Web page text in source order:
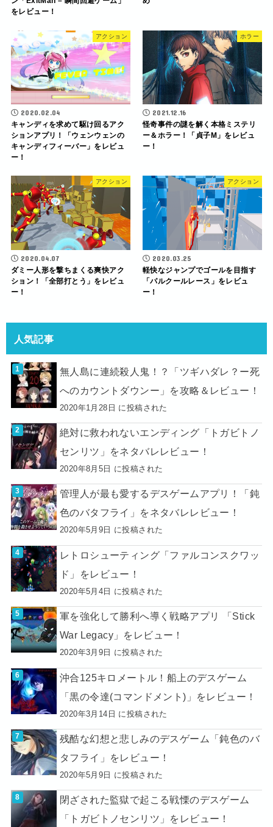
をレビュー！
アクション
2020.02.04
キャンディを求めて駆け回るアク
ションアプリ！「ウェンウェンの
キャンディフィーバー」をレビュ
ー！
ホラー
2021.12.16
怪奇事件の謎を解く本格ミステリ
ー＆ホラー！「貞子M」をレビュ
ー！
アクション
2020.04.07
ダミー人形を撃ちまくる爽快アク
ション！「全部打とう」をレビュ
ー！
アクション
2020.03.25
軽快なジャンプでゴールを目指す
「パルクールレース」をレビュ
ー！
人気記事
無人島に連続殺人鬼！？「ツギハダレ？ー死
へのカウントダウンー」を攻略＆レビュー！
2020年1月28日 に投稿された
絶対に救われないエンディング「トガビトノ
センリツ」をネタバレレビュー！
2020年8月5日 に投稿された
管理人が最も愛するデスゲームアプリ！「鈍
色のバタフライ」をネタバレレビュー！
2020年5月9日 に投稿された
レトロシューティング「ファルコンスクワッ
ド」をレビュー！
2020年5月4日 に投稿された
軍を強化して勝利へ導く戦略アプリ 「Stick
War Legacy」をレビュー！
2020年3月9日 に投稿された
沖合125キロメートル！船上のデスゲーム
「黒の令達(コマンドメント)」をレビュー！
2020年3月14日 に投稿された
残酷な幻想と悲しみのデスゲーム「鈍色のバ
タフライ」をレビュー！
2020年5月9日 に投稿された
閉ざされた監獄で起こる戦慄のデスゲーム
「トガビトノセンリツ」をレビュー！